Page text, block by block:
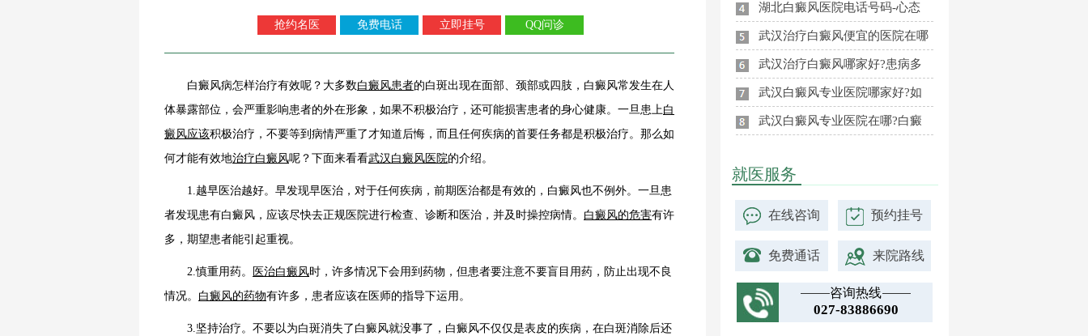
抢约名医 免费电话 立即挂号 QQ问诊
白癜风病怎样治疗有效呢？大多数白癜风患者的白斑出现在面部、颈部或四肢，白癜风常发生在人
体暴露部位，会严重影响患者的外在形象，如果不积极治疗，还可能损害患者的身心健康。一旦患上白
癜风应该积极治疗，不要等到病情严重了才知道后悔，而且任何疾病的首要任务都是积极治疗。那么如
何才能有效地治疗白癜风呢？下面来看看武汉白癜风医院的介绍。
1.越早医治越好。早发现早医治，对于任何疾病，前期医治都是有效的，白癜风也不例外。一旦患
者发现患有白癜风，应该尽快去正规医院进行检查、诊断和医治，并及时操控病情。 白癜风的危害有许
多，期望患者能引起重视。
2.慎重用药。 医治白癜风时，许多情况下会用到药物，但患者要注意不要盲目用药，防止出现不良
情况。 白癜风的药物有许多，患者应该在医师的指导下运用。
3.坚持治疗。不要以为白斑消失了白癜风就没事了，白癜风不仅仅是表皮的疾病，在白斑消除后还
湖北白癜风医院电话号码-心态
武汉治疗白癜风便宜的医院在哪
武汉治疗白癜风哪家好?患病多
武汉白癜风专业医院哪家好?如
武汉白癜风专业医院在哪?白癜
就医服务
在线咨询 预约挂号
免费通话 来院路线
咨询热线
027-83886690